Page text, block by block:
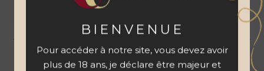
Livraison 48 à 72 h Vins français Paiement sécurisé
BIENVENUE
Pour accéder à notre site, vous devez avoir
plus de 18 ans, je déclare être majeur et